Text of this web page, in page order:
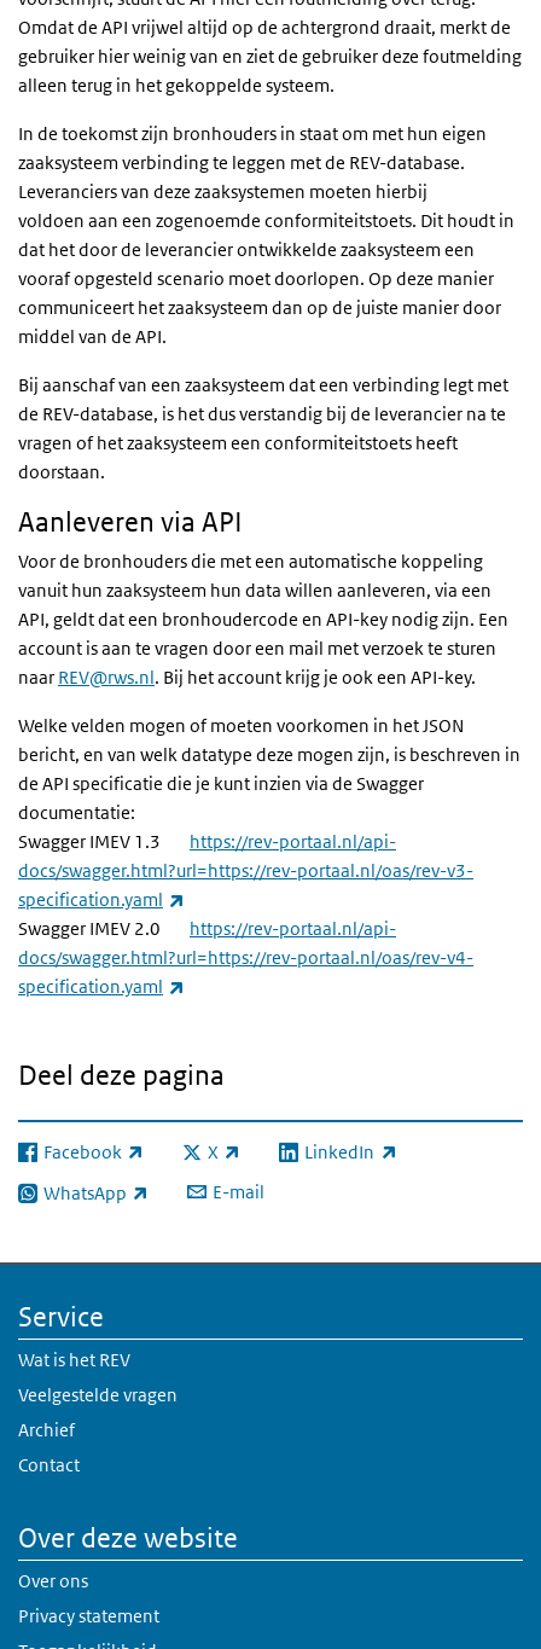
Omdat de API vrijwel altijd op de achtergrond draait, merkt de
gebruiker hier weinig van en ziet de gebruiker deze foutmelding
alleen terug in het gekoppelde systeem.
In de toekomst zijn bronhouders in staat om met hun eigen
zaaksysteem verbinding te leggen met de REV-database.
Leveranciers van deze zaaksystemen moeten hierbij
voldoen aan een zogenoemde conformiteitstoets. Dit houdt in
dat het door de leverancierontwikkelde zaaksysteem een
vooraf opgesteld scenario moet doorlopen. Op deze manier
communiceert het zaaksysteem dan op de juiste manier door
middel van de API.
Bij aanschaf van een zaaksysteem dat een verbinding legt met
de REV-database, is het dus verstandig bij de leverancier na te
vragen of het zaaksysteem een conformiteitstoets heeft
doorstaan.
Aanleveren via API
Voor de bronhouders die met een automatische koppeling
vanuit hun zaaksysteem hun data willen aanleveren, via een
API, geldt dat een bronhoudercode en API-key nodig zijn. Een
account is aan te vragen door een mail met verzoek te sturen
naar REV@rws.nl. Bij het account krijg je ook een API-key.
Welke velden mogen of moeten voorkomen in het JSON
bericht, en van welk datatype deze mogen zijn, is beschreven in
de API specificatie die je kunt inzien via de Swagger
documentatie:
Swagger IMEV 1.3 https://rev-portaal.nl/api-
docs/swagger.html?url=https://rev-portaal.nl/oas/rev-v3-
specification.yaml
Swagger IMEV 2.0 https://rev-portaal.nl/api-
docs/swagger.html?url=https://rev-portaal.nl/oas/rev-v4-
specification.yaml
Deel deze pagina
Facebook
(externe link) X
(externe link) LinkedIn
(externe link)
WhatsApp
(externe link) E-mail
Service
Wat is het REV
Veelgestelde vragen
Archief
Contact
Over deze website
Over ons
Privacy statement